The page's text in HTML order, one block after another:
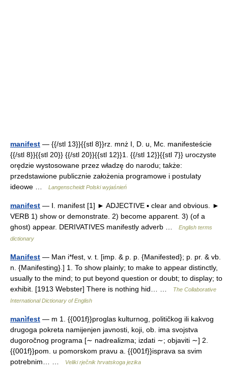
manifest — {{/stl 13}}{{stl 8}}rz. mnż I, D. u, Mc. manifesteście
{{/stl 8}}{{stl 20}} {{/stl 20}}{{stl 12}}1. {{/stl 12}}{{stl 7}} uroczyste
orędzie wystosowane przez władzę do narodu; także:
przedstawione publicznie założenia programowe i postulaty
ideowe …
Langenscheidt Polski wyjaśnień
manifest — Ⅰ. manifest [1] ► ADJECTIVE ▪ clear and obvious. ►
VERB 1) show or demonstrate. 2) become apparent. 3) (of a
ghost) appear. DERIVATIVES manifestly adverb …
English terms
dictionary
Manifest — Man i*fest, v. t. [imp. & p. p. {Manifested}; p. pr. & vb.
n. {Manifesting}.] 1. To show plainly; to make to appear distinctly,
usually to the mind; to put beyond question or doubt; to display; to
exhibit. [1913 Webster] There is nothing hid… …
The Collaborative
International Dictionary of English
manìfest — m 1. {{001f}}proglas kulturnog, političkog ili kakvog
drugoga pokreta namijenjen javnosti, koji, ob. ima svojstva
dugoročnog programa [∼ nadrealizma; izdati ∼; objaviti ∼] 2.
{{001f}}pom. u pomorskom pravu a. {{001f}}isprava sa svim
potrebnim… …
Veliki rječnik hrvatskoga jezika